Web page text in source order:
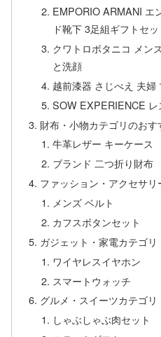
EMPORIO ARMANI エ
ド靴下 3足組ギフトセッ
クワトロボタニコ メン
と洗顔
越前漆器 さじべえ 夫婦
SOW EXPERIENCE レ
財布・小物カテゴリのおす
牛革レザー キーケース
ブランド 二つ折り財布
ファッション・アクセサリ
メンズ ベルト
カフスボタンセット
ガジェット・家電カテゴリ
ワイヤレスイヤホン
スマートウォッチ
グルメ・スイーツカテゴリ
しゃぶしゃぶ肉セット